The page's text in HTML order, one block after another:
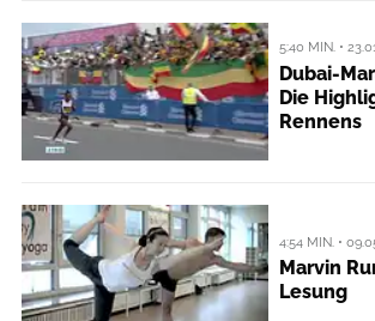
5:40 MIN. •
Dubai-
Die
Rennens
4:54 MIN. •
Marvin
Lesung